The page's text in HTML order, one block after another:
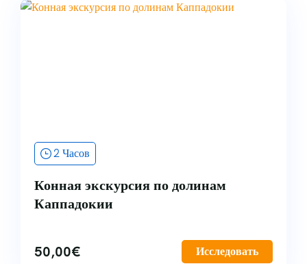
2 Часов
Конная экскурсия по долинам
Каппадокии
50,00€ Исследовать